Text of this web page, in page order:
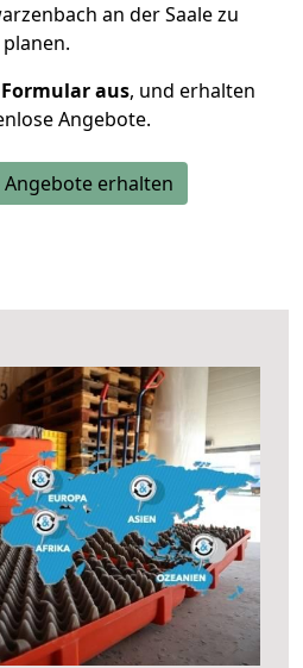
an der Saale zu
planen.
aus, und erhalten
Angebote.
Angebote erhalten